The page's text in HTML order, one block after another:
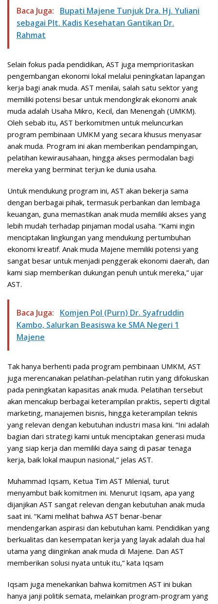
Baca Juga:
Bupati Majene Tunjuk Dra. Hj. Yuliani
sebagai Plt. Kadis Kesehatan Gantikan Dr.
Rahmat
Selain fokus pada pendidikan, AST juga memprioritaskan
pengembangan ekonomi lokal melalui peningkatan lapangan
kerja bagi anak muda. AST menilai, salah satu sektor yang
memiliki potensi besar untuk mendongkrak ekonomi anak
muda adalah Usaha Mikro, Kecil, dan Menengah (UMKM).
Oleh sebab itu, AST berkomitmen untuk meluncurkan
program pembinaan UMKM yang secara khusus menyasar
anak muda. Program ini akan memberikan pendampingan,
pelatihan kewirausahaan, hingga akses permodalan bagi
mereka yang berminat terjun ke dunia usaha.
Untuk mendukung program ini, AST akan bekerja sama
dengan berbagai pihak, termasuk perbankan dan lembaga
keuangan, guna memastikan anak muda memiliki akses yang
lebih mudah terhadap pinjaman modal usaha. “Kami ingin
menciptakan lingkungan yang mendukung pertumbuhan
ekonomi kreatif. Anak muda Majene memiliki potensi yang
sangat besar untuk menjadi penggerak ekonomi daerah, dan
kami siap memberikan dukungan penuh untuk mereka,” ujar
AST.
Baca Juga:
Komjen Pol (Purn) Dr. Syafruddin
Kambo, Salurkan Beasiswa ke SMA Negeri 1
Majene
Tak hanya berhenti pada program pembinaan UMKM, AST
juga merencanakan pelatihan-pelatihan rutin yang difokuskan
pada peningkatan kapasitas anak muda. Pelatihan tersebut
akan mencakup berbagai keterampilan praktis, seperti digital
marketing, manajemen bisnis, hingga keterampilan teknis
yang relevan dengan kebutuhan industri masa kini. “Ini adalah
bagian dari strategi kami untuk menciptakan generasi muda
yang siap kerja dan memiliki daya saing di pasar tenaga
kerja, baik lokal maupun nasional,” jelas AST.
Muhammad Iqsam, Ketua Tim AST Milenial, turut
menyambut baik komitmen ini. Menurut Iqsam, apa yang
dijanjikan AST sangat relevan dengan kebutuhan anak muda
saat ini. “Kami melihat bahwa AST benar-benar
mendengarkan aspirasi dan kebutuhan kami. Pendidikan yang
berkualitas dan kesempatan kerja yang layak adalah dua hal
utama yang diinginkan anak muda di Majene. Dan AST
memberikan solusi nyata untuk itu,” kata Iqsam
Iqsam juga menekankan bahwa komitmen AST ini bukan
hanya janji politik semata, melainkan program-program yang